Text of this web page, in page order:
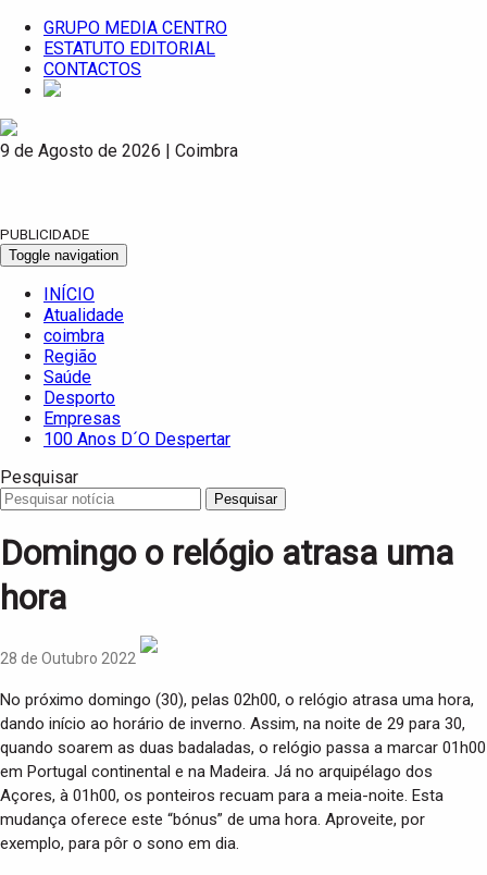
GRUPO MEDIA CENTRO
ESTATUTO EDITORIAL
CONTACTOS
9 de Agosto de 2026 | Coimbra
PUBLICIDADE
Toggle navigation
INÍCIO
Atualidade
coimbra
Região
Saúde
Desporto
Empresas
100 Anos D´O Despertar
Pesquisar
Pesquisar
Domingo o relógio atrasa uma
hora
28 de Outubro 2022
No próximo domingo (30), pelas 02h00, o relógio atrasa uma hora,
dando início ao horário de inverno. Assim, na noite de 29 para 30,
quando soarem as duas badaladas, o relógio passa a marcar 01h00
em Portugal continental e na Madeira. Já no arquipélago dos
Açores, à 01h00, os ponteiros recuam para a meia-noite. Esta
mudança oferece este “bónus” de uma hora. Aproveite, por
exemplo, para pôr o sono em dia.